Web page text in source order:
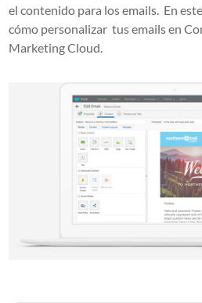
el contenido para los emails. En
cómo personalizar tus emails en
Marketing Cloud.